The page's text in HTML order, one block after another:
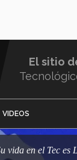
El sitio
VIDEOS
Su vida en el Tec es